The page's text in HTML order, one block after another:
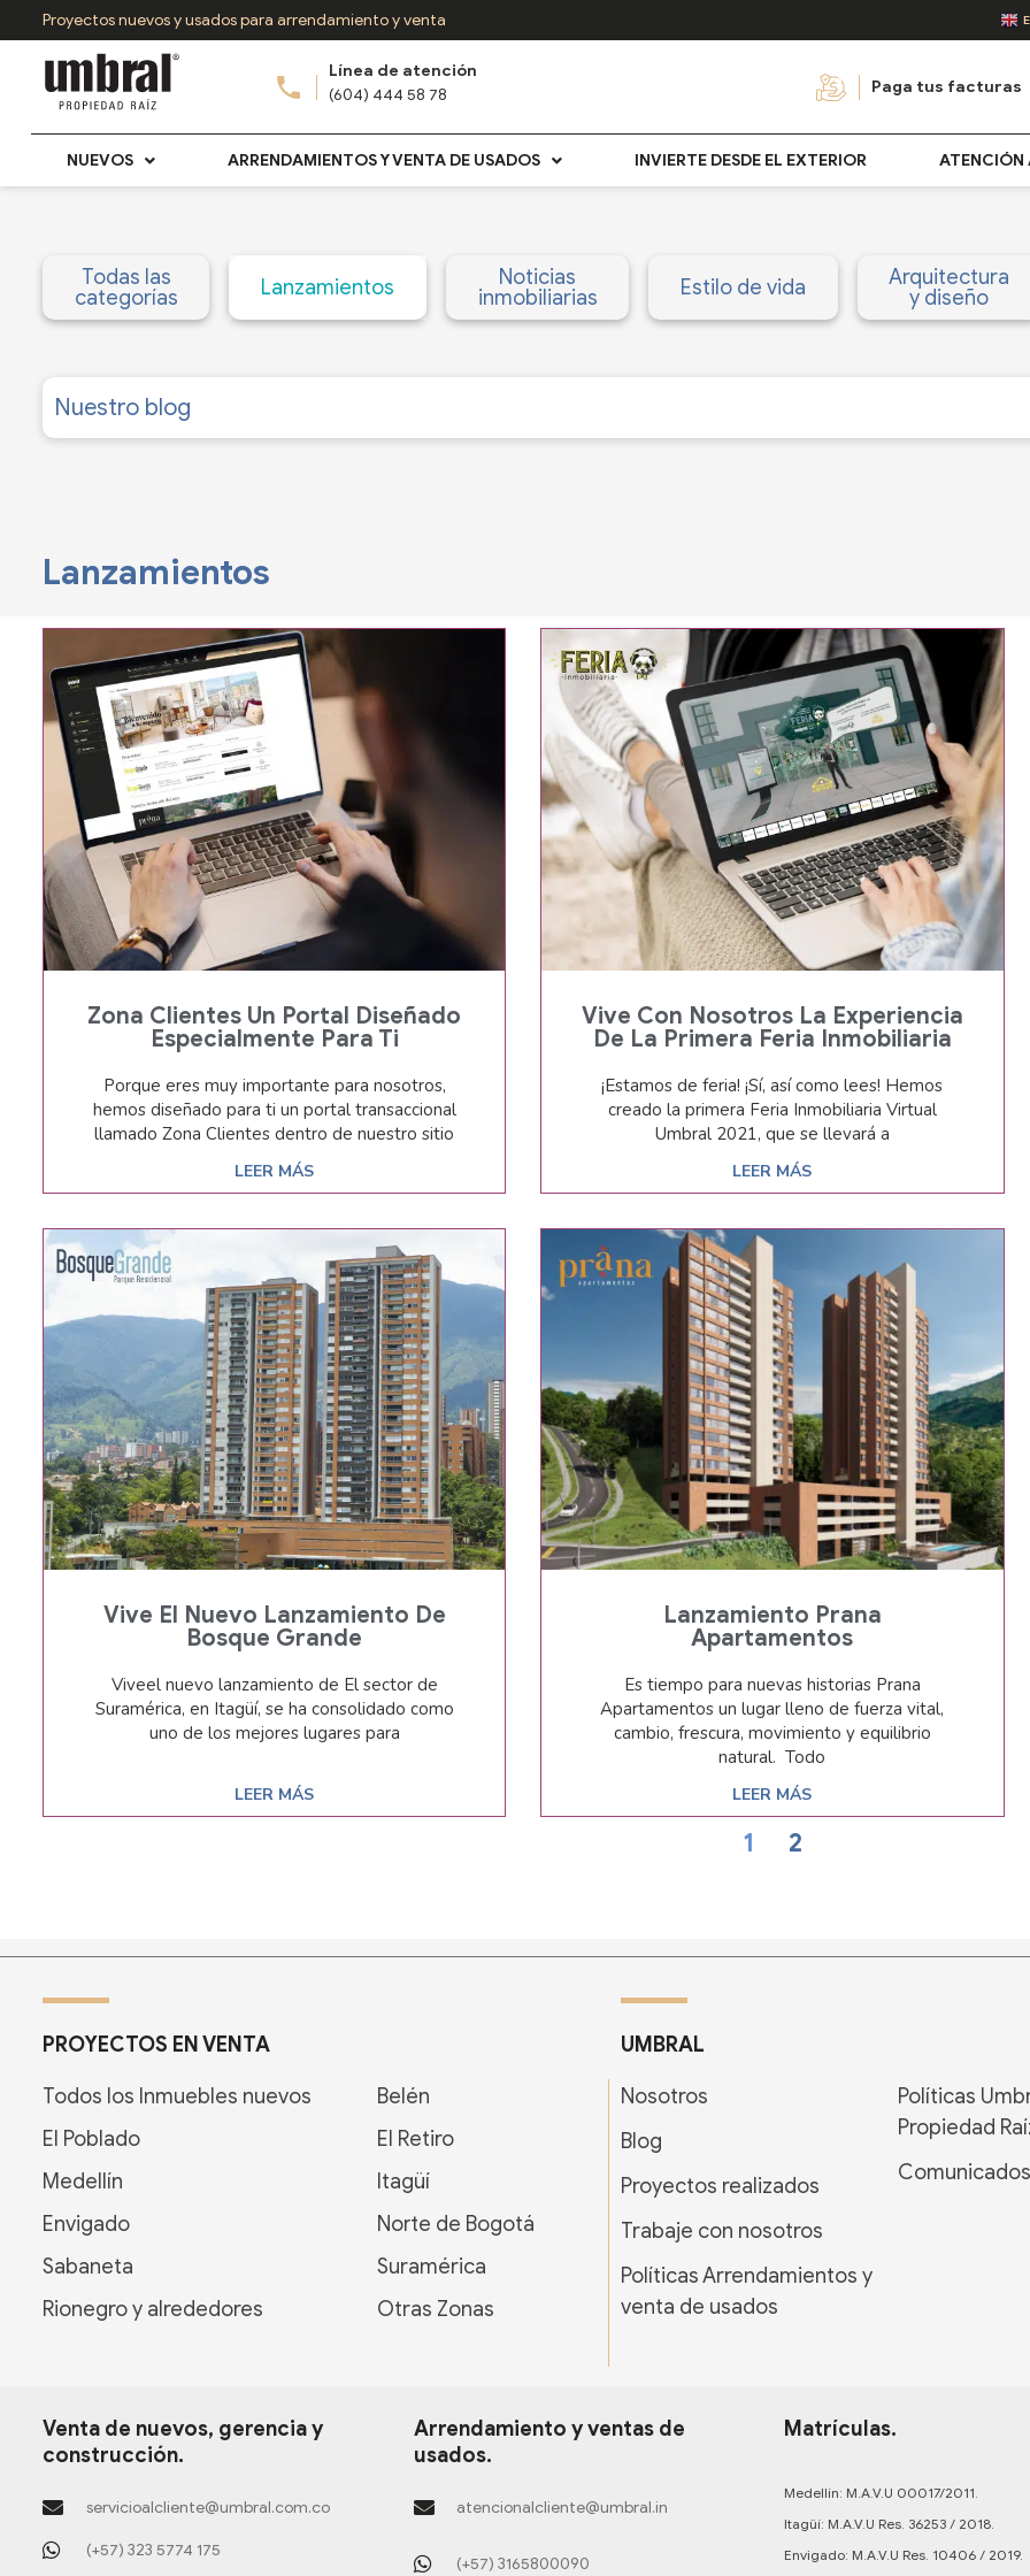
al
Proyectos nuevos y usados para arrendamiento y venta
Línea de atención
(604) 444 58 78
Paga tus facturas
NUEVOS ARRENDAMIENTOS Y VENTA DE USADOS INVIERTE DESDE EL EXTERIOR ATENCIÓN
Todas las
categorías
Lanzamientos
Noticias
inmobiliarias
Estilo de vida
Arquitectura
y diseño
Nuestro blog
Lanzamientos
Zona Clientes Un Portal Diseñado
Especialmente Para Ti
Porque eres muy importante para nosotros,
hemos diseñado para ti un portal transaccional
llamado Zona Clientes dentro de nuestro sitio
LEER MÁS
Vive Con Nosotros La Experiencia
De La Primera Feria Inmobiliaria
¡Estamos de feria! ¡Sí, así como lees! Hemos
creado la primera Feria Inmobiliaria Virtual
Umbral 2021, que se llevará a
LEER MÁS
Vive El Nuevo Lanzamiento De
Bosque Grande
Viveel nuevo lanzamiento de El sector de
Suramérica, en Itagüí, se ha consolidado como
uno de los mejores lugares para
LEER MÁS
Lanzamiento Prana
Apartamentos
Es tiempo para nuevas historias Prana
Apartamentos un lugar lleno de fuerza vital,
cambio, frescura, movimiento y equilibrio
natural. Todo
LEER MÁS
Página
1
Página
2
PROYECTOS EN VENTA
Todos los Inmuebles nuevos
El Poblado
Medellín
Envigado
Sabaneta
Rionegro y alrededores
Belén
El Retiro
Itagüí
Norte de Bogotá
Suramérica
Otras Zonas
UMBRAL
Nosotros
Blog
Proyectos realizados
Trabaje con nosotros
Políticas Arrendamientos y
venta de usados
Políticas
Propiedad
Comunicados
Venta de nuevos, gerencia y
construcción.
servicioalcliente@umbral.com.co
(+57) 323 5774 175
Arrendamiento y ventas de
usados.
atencionalcliente@umbral.in
(+57) 3165800090
Matrículas.
Medellín: M.A.V.U 00017/2011.
Itagüí: M.A.V.U Res. 36253 / 2018.
Envigado: M.A.V.U Res. 10406 / 2019.